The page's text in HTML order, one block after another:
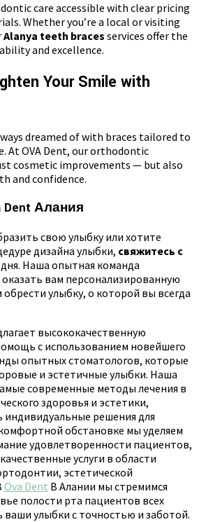
care accessible with clear pricing
Whether you’re a local or visiting
Alanya teeth braces services offer the
and excellence.
Your Smile with
dreamed of with braces tailored to
At OVA Dent, our orthodontic
cosmetic improvements — but also
and confidence.
Алания
свою улыбку или хотите
дизайна улыбки, свяжитесь с
Наша опытная команда
вам персонализированную
улыбку, о которой вы всегда
высококачественную
с использованием новейшего
опытных стоматологов, которые
и эстетичные улыбки. Наша
современные методы лечения в
здоровья и эстетики,
индивидуальные решения для
обстановке мы уделяем
удовлетворенности пациентов,
услуги в области
эстетической
Ova Dent В Алании мы стремимся
полости рта пациентов всех
ваши улыбки с точностью и заботой.